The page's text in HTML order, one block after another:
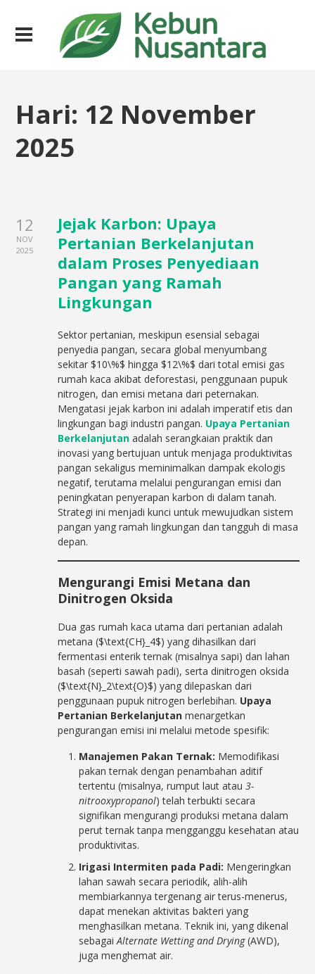
Hari: 12 November
2025
12
NOV
2025
Jejak Karbon: Upaya
Pertanian Berkelanjutan
dalam Proses Penyediaan
Pangan yang Ramah
Lingkungan
Sektor pertanian, meskipun esensial sebagai
penyedia pangan, secara global menyumbang
sekitar $10\%$ hingga $12\%$ dari total emisi gas
rumah kaca akibat deforestasi, penggunaan pupuk
nitrogen, dan emisi metana dari peternakan.
Mengatasi jejak karbon ini adalah imperatif etis dan
lingkungan bagi industri pangan. Upaya Pertanian
Berkelanjutan adalah serangkaian praktik dan
inovasi yang bertujuan untuk menjaga produktivitas
pangan sekaligus meminimalkan dampak ekologis
negatif, terutama melalui pengurangan emisi dan
peningkatan penyerapan karbon di dalam tanah.
Strategi ini menjadi kunci untuk mewujudkan sistem
pangan yang ramah lingkungan dan tangguh di masa
depan.
Mengurangi Emisi Metana dan
Dinitrogen Oksida
Dua gas rumah kaca utama dari pertanian adalah
metana ($\text{CH}_4$) yang dihasilkan dari
fermentasi enterik ternak (misalnya sapi) dan lahan
basah (seperti sawah padi), serta dinitrogen oksida
($\text{N}_2\text{O}$) yang dilepaskan dari
penggunaan pupuk nitrogen berlebihan. Upaya
Pertanian Berkelanjutan menargetkan
pengurangan emisi ini melalui metode spesifik:
Manajemen Pakan Ternak: Memodifikasi
pakan ternak dengan penambahan aditif
tertentu (misalnya, rumput laut atau3-
nitrooxypropanol) telah terbukti secara
signifikan mengurangi produksi metana dalam
perut ternak tanpa mengganggu kesehatan atau
produktivitas.
Irigasi Intermiten pada Padi: Mengeringkan
lahan sawah secara periodik, alih-alih
membiarkannya tergenang air terus-menerus,
dapat menekan aktivitas bakteri yang
menghasilkan metana. Teknik ini, yang dikenal
sebagaiAlternate Wetting and Drying(AWD),
juga menghemat air.